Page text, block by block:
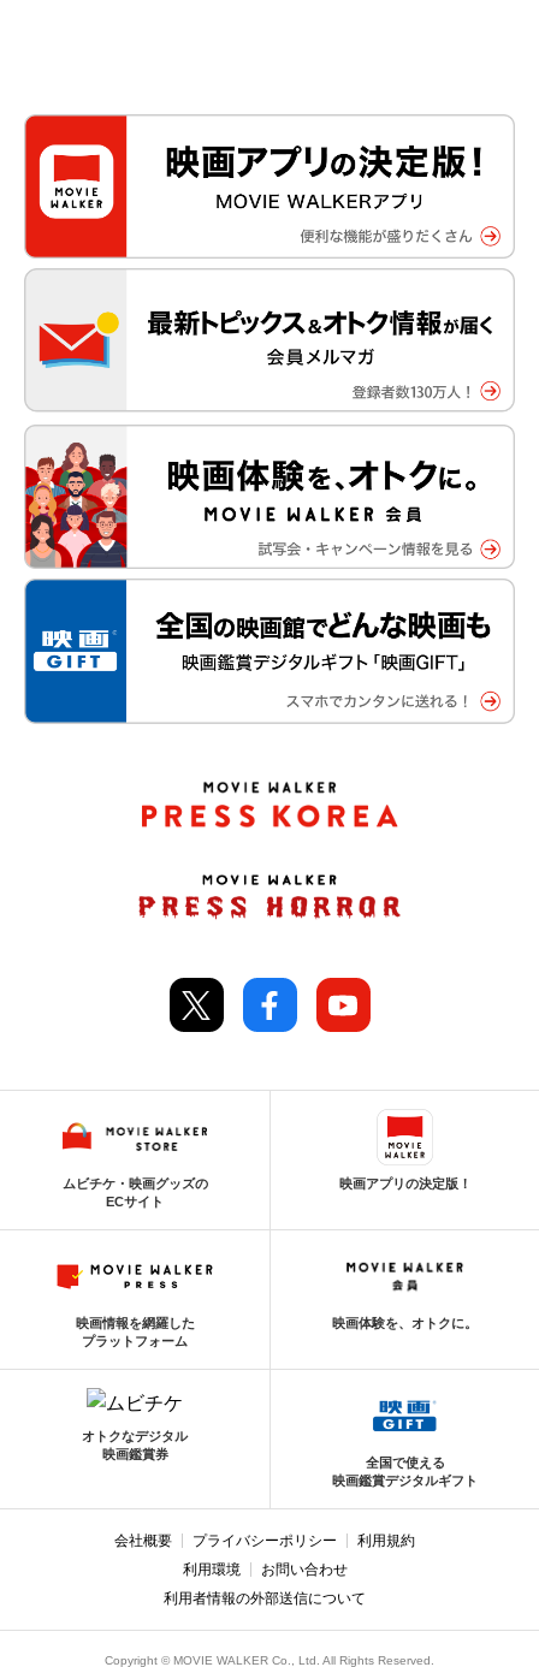
ムビチケ・映画グッズの
ECサイト
映画アプリの決定版！
映画情報を網羅した
プラットフォーム
映画体験を、オトクに。
オトクなデジタル
映画鑑賞券
全国で使える
映画鑑賞デジタルギフト
会社概要 プライバシーポリシー
利用規約
利用環境
お問い合わせ
利用者情報の外部送信について
Copyright © MOVIE WALKER Co., Ltd. All Rights Reserved.